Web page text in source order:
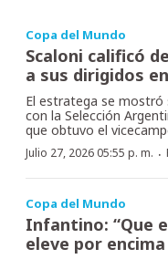
Copa del Mundo
Scaloni calificó
a sus dirigidos
El estratega se mostró
con la Selección
que obtuvo el
Julio 27, 2026 05:55 p. m. ·
Copa del Mundo
Infantino: “Que
eleve por